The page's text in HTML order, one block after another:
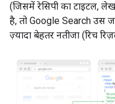
(जिसमें रेसिपी का टाइटल,
है, तो Google Search उस
ज़्यादा बेहतर नतीजा (रिच